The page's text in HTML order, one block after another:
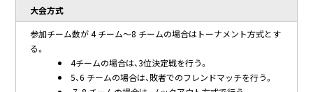
大会方式
参加チーム数が 4 チーム～8 チームの場合はトーナメント方式とす
る。
4チームの場合は、3位決定戦を行う。
5、6 チームの場合は、敗者でのフレンドマッチを行う。